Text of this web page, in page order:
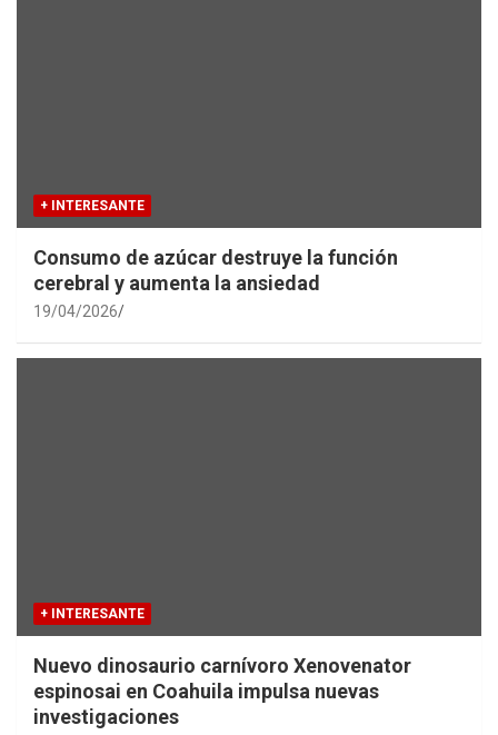
+ INTERESANTE
Consumo de azúcar destruye la función
cerebral y aumenta la ansiedad
19/04/2026
+ INTERESANTE
Nuevo dinosaurio carnívoro Xenovenator
espinosai en Coahuila impulsa nuevas
investigaciones